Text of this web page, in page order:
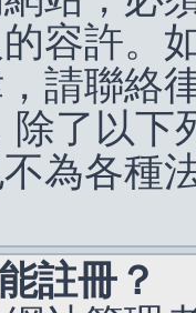
容許。
請聯絡
除了以下
為各種
註冊？